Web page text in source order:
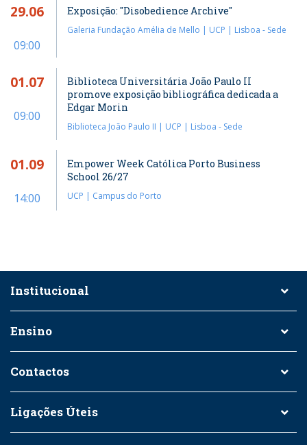
29.06
09:00
Exposição: "Disobedience Archive"
Galeria Fundação Amélia de Mello | UCP | Lisboa - Sede
01.07
09:00
Biblioteca Universitária João Paulo II
promove exposição bibliográfica dedicada a
Edgar Morin
Biblioteca João Paulo II | UCP | Lisboa - Sede
01.09
14:00
Empower Week Católica Porto Business
School 26/27
UCP | Campus do Porto
Institucional
Ensino
Contactos
Ligações Úteis